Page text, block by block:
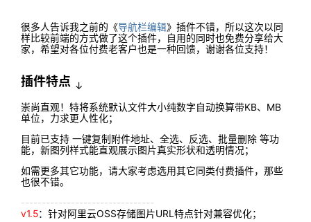
很多人告诉我之前的《导航栏编辑》插件不错，所以这次以同
样比较前端的方式做了这个插件，自用的同时也免费分享给大
家，希望对各位付费老客户也是一种回馈，谢谢各位支持！
插件特点 ↓
崇尚直观！特将系统默认文件大小纯数字自动换算带KB、MB
单位，力求更人性化；
目前已支持 一键复制附件地址、全选、反选、批量删除 等功
能，新图列样式能直观展示图片真实形状和透明情况；
如需更多其它功能，请大家考虑选用其它同类付费插件，那些
也很不错。
--------------------------------
v1.5：针对阿里云OSS存储图片URL特点针对兼容优化；